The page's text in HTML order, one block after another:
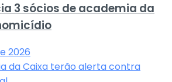
3 sócios de academia da
2026